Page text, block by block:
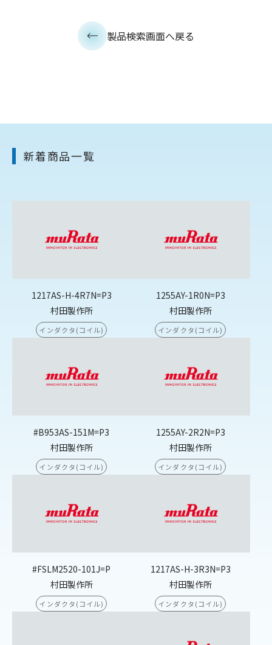
製品検索画面へ戻る
新着商品一覧
1217AS-H-4R7N=P3
村田製作所
インダクタ(コイル)
1255AY-1R0N=P3
村田製作所
インダクタ(コイル)
#B953AS-151M=P3
村田製作所
インダクタ(コイル)
1255AY-2R2N=P3
村田製作所
インダクタ(コイル)
#FSLM2520-101J=P
村田製作所
インダクタ(コイル)
1217AS-H-3R3N=P3
村田製作所
インダクタ(コイル)